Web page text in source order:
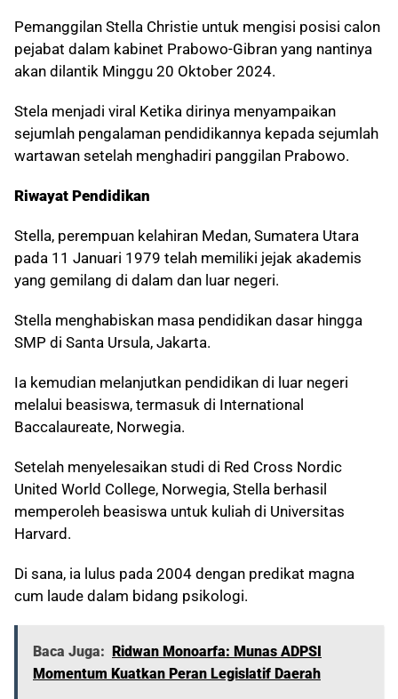
Pemanggilan Stella Christie untuk mengisi posisi calon
pejabat dalam kabinet Prabowo-Gibran yang nantinya
akan dilantik Minggu 20 Oktober 2024.
Stela menjadi viral Ketika dirinya menyampaikan
sejumlah pengalaman pendidikannya kepada sejumlah
wartawan setelah menghadiri panggilan Prabowo.
Riwayat Pendidikan
Stella, perempuan kelahiran Medan, Sumatera Utara
pada 11 Januari 1979 telah memiliki jejak akademis
yang gemilang di dalam dan luar negeri.
Stella menghabiskan masa pendidikan dasar hingga
SMP di Santa Ursula, Jakarta.
Ia kemudian melanjutkan pendidikan di luar negeri
melalui beasiswa, termasuk di International
Baccalaureate, Norwegia.
Setelah menyelesaikan studi di Red Cross Nordic
United World College, Norwegia, Stella berhasil
memperoleh beasiswa untuk kuliah di Universitas
Harvard.
Di sana, ia lulus pada 2004 dengan predikat magna
cum laude dalam bidang psikologi.
Baca Juga: Ridwan Monoarfa: Munas ADPSI
Momentum Kuatkan Peran Legislatif Daerah